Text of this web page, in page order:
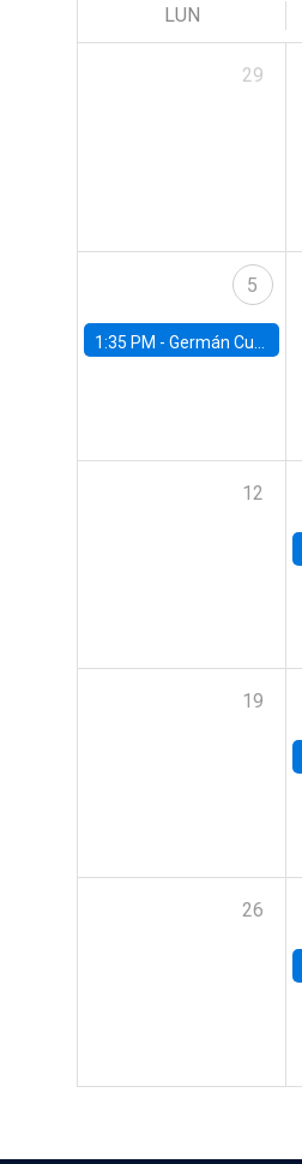
LUN
29
5
1:35 PM - Germán Cubas, University of Houston
12
19
26